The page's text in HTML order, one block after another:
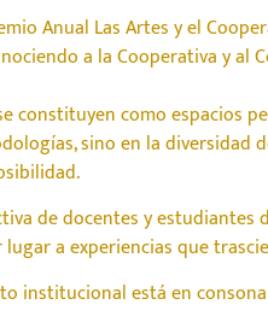
Anual Las Artes y el
a la Cooperativa y al
constituyen como espacios
sino en la diversidad
de docentes y
a experiencias que
institucional está en